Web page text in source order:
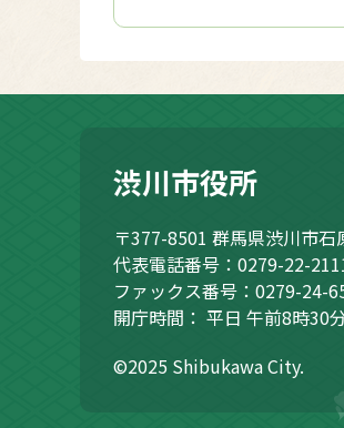
渋川市役所
〒377-8501 群馬県渋川市石
代表電話番号：0279-22-
ファックス番号：0279-24-
開庁時間： 平日 午前8時30
©2025 Shibukawa City.